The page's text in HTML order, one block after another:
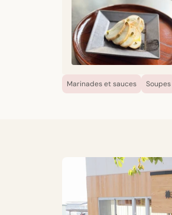
Marinades et sauces Soupes
parfumé
qui